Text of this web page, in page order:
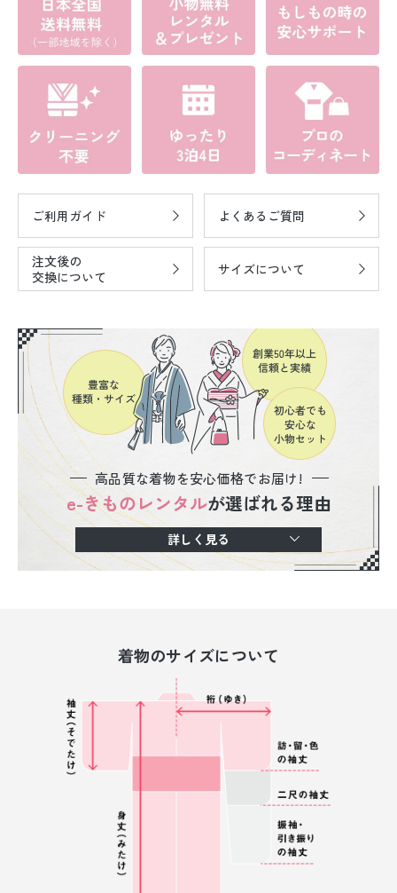
ご利用ガイド よくあるご質問
注文後の
交換について
サイズについて
高品質な着物を安心価格でお届け!
e-きものレンタルが選ばれる理由
詳しく見る
着物のサイズについて